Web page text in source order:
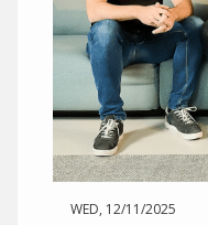
WED, 12/11/2025